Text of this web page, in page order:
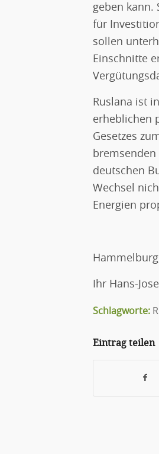
geben kann.
für
sollen
Einschnitte
Ruslana ist
erheblichen
Gesetzes
deutschen
Wechsel
Energien
Ihr Hans-
Schlagworte:
Eintrag teilen